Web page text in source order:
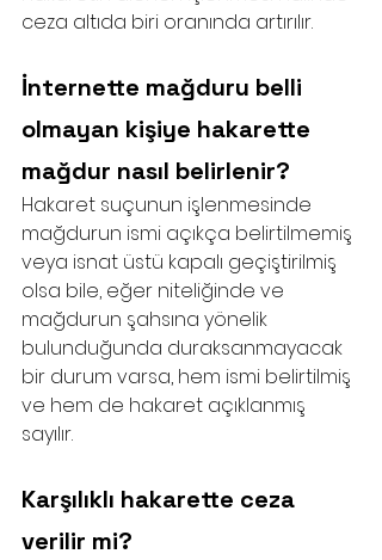
ceza altıda biri oranında artırılır.
İnternette mağduru belli
olmayan kişiye hakarette
mağdur nasıl belirlenir?
Hakaret suçunun işlenmesinde
mağdurun ismi açıkça belirtilmemiş
veya isnat üstü kapalı geçiştirilmiş
olsa bile, eğer niteliğinde ve
mağdurun şahsına yönelik
bulunduğunda duraksanmayacak
bir durum varsa, hem ismi belirtilmiş
ve hem de hakaret açıklanmış
sayılır.
Karşılıklı hakarette ceza
verilir mi?